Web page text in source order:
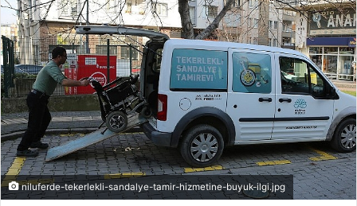
niluferde-tekerlekli-sandalye-tamir-hizmetine-buyuk-ilgi.jpg